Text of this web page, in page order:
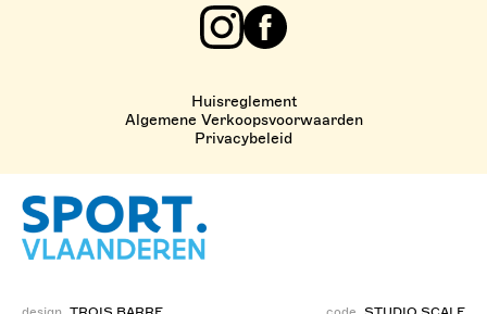
Huisreglement
Algemene Verkoopsvoorwaarden
Privacybeleid